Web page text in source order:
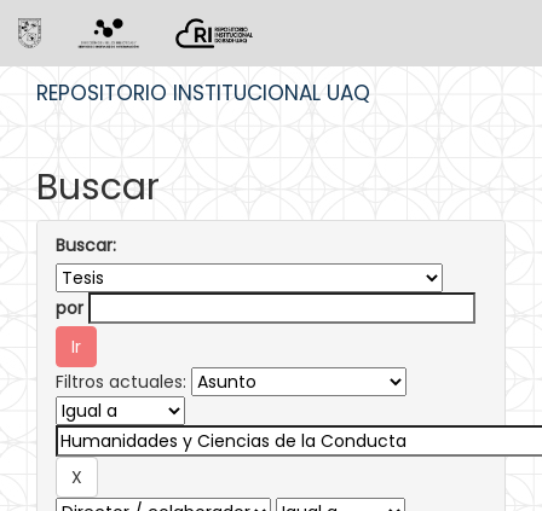
REPOSITORIO INSTITUCIONAL UAQ
Buscar
Buscar:
por
Filtros actuales: